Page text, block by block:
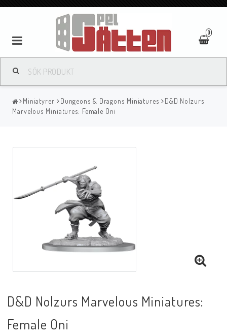
0
Miniatyrer Dungeons & Dragons Miniatures
D&D Nolzurs
Marvelous Miniatures: Female Oni
D&D Nolzurs Marvelous Miniatures:
Female Oni